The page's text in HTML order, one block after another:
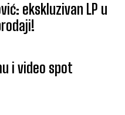
ekskluzivan LP u
i video spot